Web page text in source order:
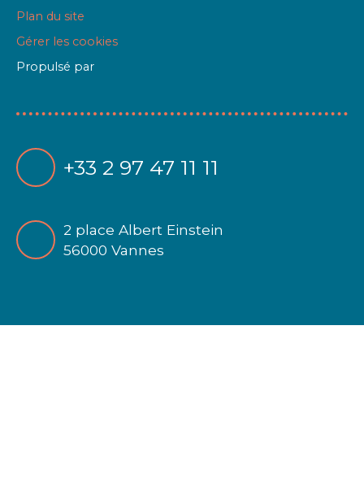
Plan du site
Gérer les cookies
Propulsé par
+33 2 97 47 11 11
2 place Albert Einstein
56000 Vannes